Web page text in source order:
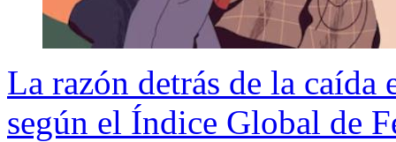
La razón detrás de la
según el Índice Global de